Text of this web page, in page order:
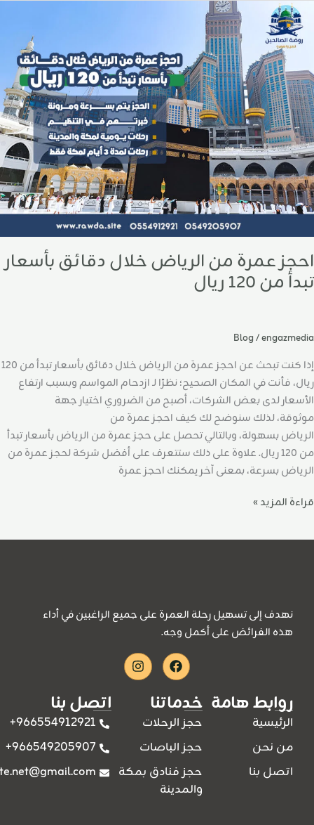
احجز عمرة من الرياض خلال دقائق بأسعار
تبدأ من 120 ريال
Blog/engazmedia
إذا كنت تبحث عن احجز عمرة من الرياض خلال دقائق بأسعار تبدأ من 120
ريال، فأنت في المكان الصحيح؛ نظرًا لـ ازدحام المواسم وبسبب ارتفاع
الأسعار لدى بعض الشركات، أصبح من الضروري اختيار جهة
موثوقة، لذلك سنوضح لك كيف احجز عمرة من
الرياض بسهولة، وبالتالي تحصل على حجز عمرة من الرياض بأسعار تبدأ
من 120 ريال. علاوة على ذلك ستتعرف على أفضل شركة لحجز عمرة من
الرياض بسرعة، بمعنى آخر يمكنك احجز عمرة
احجز
عمرة
من
الرياض
خلال
دقائق
بأسعار
تبدأ
من
120
ريال
قراءة المزيد »
نهدف إلى تسهيل رحلة العمرة على جميع الراغبين في أداء
هذه الفرائض على أكمل وجه.
Facebook
Instagram
روابط هامة
الرئيسية
من نحن
اتصل بنا
خدماتنا
حجز الرحلات
حجز الباصات
حجز فنادق بمكة
والمدينة
اتصل بنا
966554912921+
966549205907+